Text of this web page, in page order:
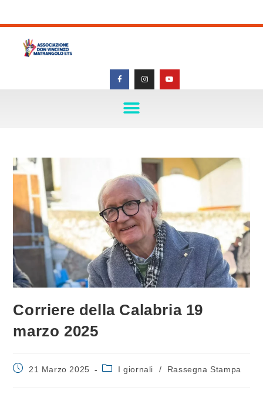
Corriere della Calabria 19
marzo 2025
21 Marzo 2025 I giornali / Rassegna Stampa